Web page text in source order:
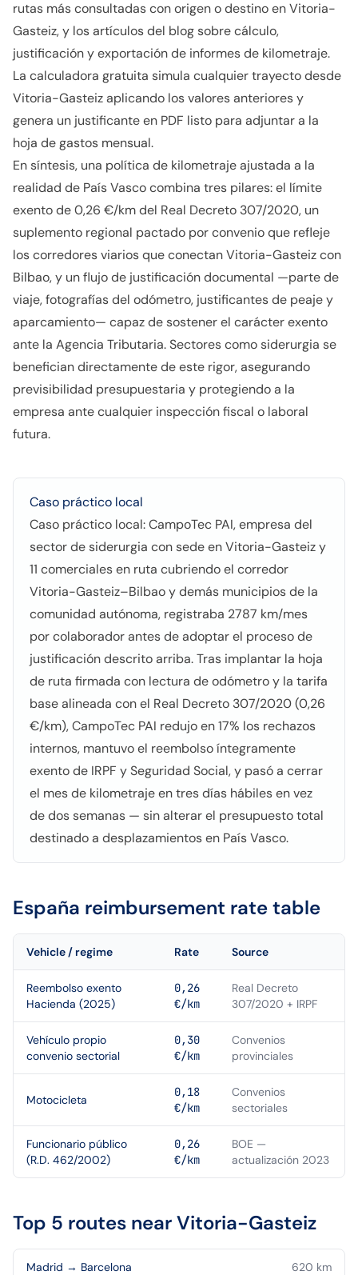
rutas más consultadas con origen o destino en Vitoria-
Gasteiz, y los artículos del blog sobre cálculo,
justificación y exportación de informes de kilometraje.
La calculadora gratuita simula cualquier trayecto desde
Vitoria-Gasteiz aplicando los valores anteriores y
genera un justificante en PDF listo para adjuntar a la
hoja de gastos mensual.
En síntesis, una política de kilometraje ajustada a la
realidad de País Vasco combina tres pilares: el límite
exento de 0,26 €/km del Real Decreto 307/2020, un
suplemento regional pactado por convenio que refleje
los corredores viarios que conectan Vitoria-Gasteiz con
Bilbao, y un flujo de justificación documental —parte de
viaje, fotografías del odómetro, justificantes de peaje y
aparcamiento— capaz de sostener el carácter exento
ante la Agencia Tributaria. Sectores como siderurgia se
benefician directamente de este rigor, asegurando
previsibilidad presupuestaria y protegiendo a la
empresa ante cualquier inspección fiscal o laboral
futura.
Caso práctico local
Caso práctico local: CampoTec PAI, empresa del
sector de siderurgia con sede en Vitoria-Gasteiz y
11 comerciales en ruta cubriendo el corredor
Vitoria-Gasteiz–Bilbao y demás municipios de la
comunidad autónoma, registraba 2787 km/mes
por colaborador antes de adoptar el proceso de
justificación descrito arriba. Tras implantar la hoja
de ruta firmada con lectura de odómetro y la tarifa
base alineada con el Real Decreto 307/2020 (0,26
€/km), CampoTec PAI redujo en 17% los rechazos
internos, mantuvo el reembolso íntegramente
exento de IRPF y Seguridad Social, y pasó a cerrar
el mes de kilometraje en tres días hábiles en vez
de dos semanas — sin alterar el presupuesto total
destinado a desplazamientos en País Vasco.
España reimbursement rate table
Vehicle / regime Rate Source
Reembolso exento
Hacienda (2025)
0,26
€/km
Real Decreto
307/2020 + IRPF
Vehículo propio
convenio sectorial
0,30
€/km
Convenios
provinciales
Motocicleta
0,18
€/km
Convenios
sectoriales
Funcionario público
(R.D. 462/2002)
0,26
€/km
BOE —
actualización 2023
Top 5 routes nearVitoria-Gasteiz
Madrid → Barcelona 620 km